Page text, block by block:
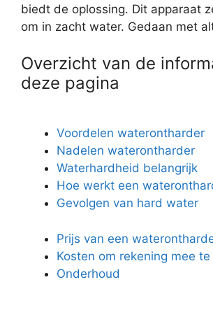
biedt de oplossing. Dit apparaat
om in zacht water. Gedaan met
Overzicht van de
deze pagina
Voordelen waterontharder
Nadelen waterontharder
Waterhardheid belangrijk
Hoe werkt een
Gevolgen van hard water
Prijs van een
Kosten om rekening mee
Onderhoud